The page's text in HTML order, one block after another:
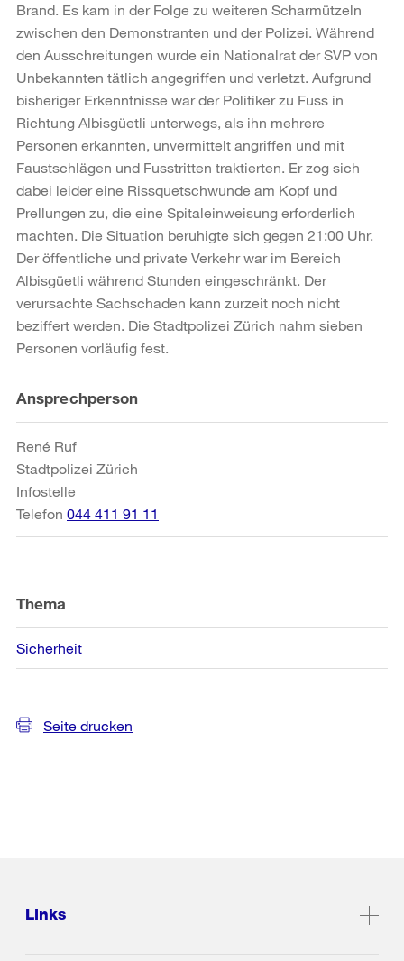
Brand. Es kam in der Folge zu weiteren Scharmützeln
zwischen den Demonstranten und der Polizei. Während
den Ausschreitungen wurde ein Nationalrat der SVP von
Unbekannten tätlich angegriffen und verletzt. Aufgrund
bisheriger Erkenntnisse war der Politiker zu Fuss in
Richtung Albisgüetli unterwegs, als ihn mehrere
Personen erkannten, unvermittelt angriffen und mit
Faustschlägen und Fusstritten traktierten. Er zog sich
dabei leider eine Rissquetschwunde am Kopf und
Prellungen zu, die eine Spitaleinweisung erforderlich
machten. Die Situation beruhigte sich gegen 21:00 Uhr.
Der öffentliche und private Verkehr war im Bereich
Albisgüetli während Stunden eingeschränkt. Der
verursachte Sachschaden kann zurzeit noch nicht
beziffert werden. Die Stadtpolizei Zürich nahm sieben
Personen vorläufig fest.
Weitere
Informationen
Ansprechperson
René Ruf
Stadtpolizei Zürich
Infostelle
Telefon 044 411 91 11
Thema
Sicherheit
Seite drucken
Links